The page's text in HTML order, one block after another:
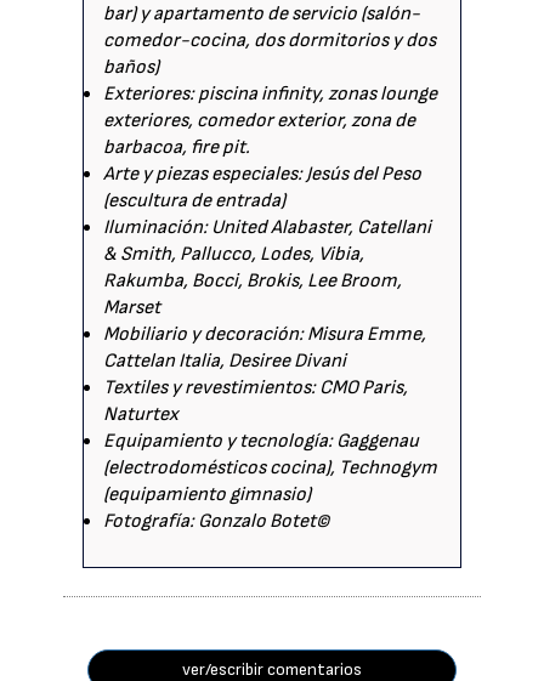
bar) y apartamento de servicio (salón-
comedor-cocina, dos dormitorios y dos
baños)
Exteriores: piscina infinity, zonas lounge
exteriores, comedor exterior, zona de
barbacoa, fire pit.
Arte y piezas especiales: Jesús del Peso
(escultura de entrada)
Iluminación: United Alabaster, Catellani
& Smith, Pallucco, Lodes, Vibia,
Rakumba, Bocci, Brokis, Lee Broom,
Marset
Mobiliario y decoración: Misura Emme,
Cattelan Italia, Desiree Divani
Textiles y revestimientos: CMO Paris,
Naturtex
Equipamiento y tecnología: Gaggenau
(electrodomésticos cocina), Technogym
(equipamiento gimnasio)
Fotografía: Gonzalo Botet©
ver/escribir comentarios